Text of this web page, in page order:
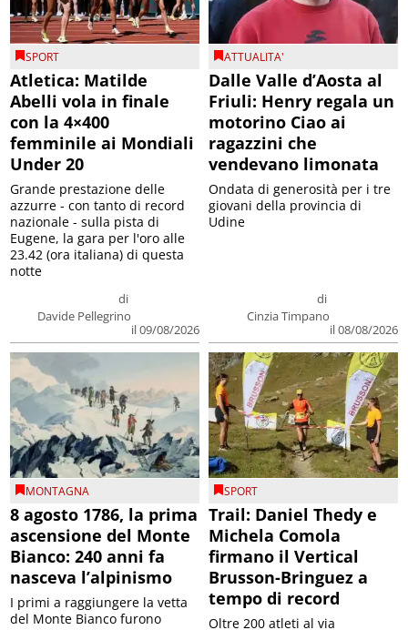
SPORT
Atletica: Matilde
Abelli vola in finale
con la 4×400
femminile ai Mondiali
Under 20
di
Davide Pellegrino
il 09/08/2026
Grande prestazione delle
azzurre - con tanto di record
nazionale - sulla pista di
Eugene, la gara per l'oro alle
23.42 (ora italiana) di questa
notte
ATTUALITA'
Dalle Valle d’Aosta al
Friuli: Henry regala un
motorino Ciao ai
ragazzini che
vendevano limonata
di
Cinzia Timpano
il 08/08/2026
Ondata di generosità per i tre
giovani della provincia di
Udine
MONTAGNA
8 agosto 1786, la prima
ascensione del Monte
Bianco: 240 anni fa
nasceva l’alpinismo
I primi a raggiungere la vetta
del Monte Bianco furono
SPORT
Trail: Daniel Thedy e
Michela Comola
firmano il Vertical
Brusson-Bringuez a
tempo di record
Oltre 200 atleti al via